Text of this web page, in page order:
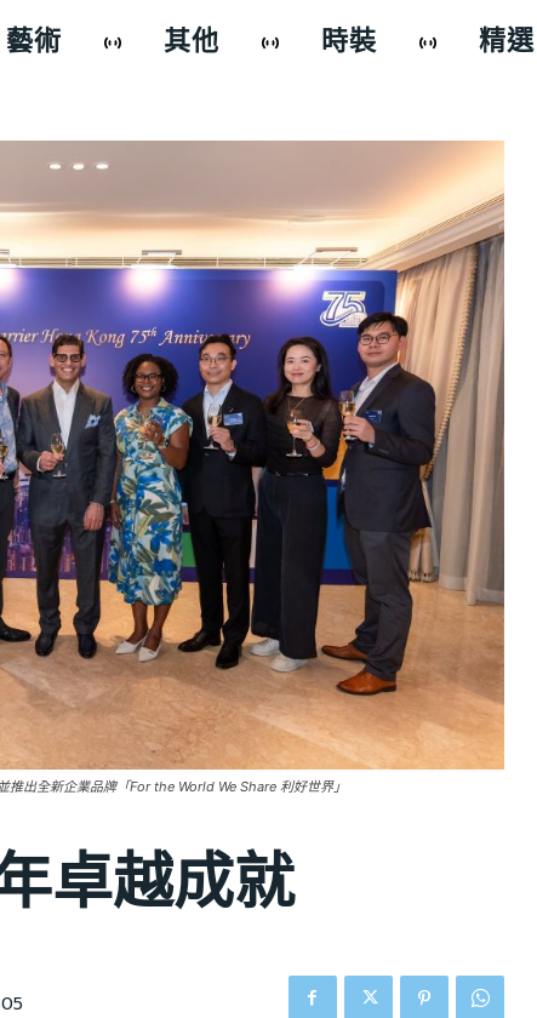
藝術 其他 時裝
精選
出全新企業品牌「For the World We Share 利好世界」
卓越成就